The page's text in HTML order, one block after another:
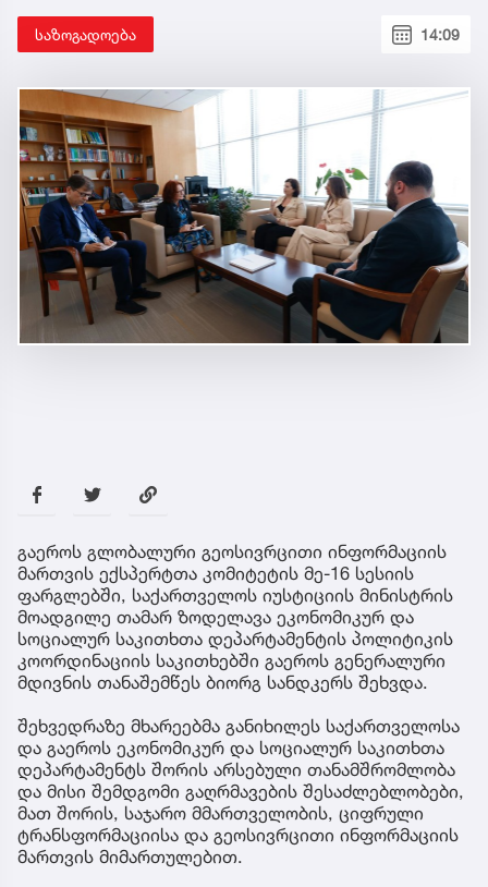
საზოგადოება 14:09
გაეროს გლობალური გეოსივრცითი ინფორმაციის
მართვის ექსპერტთა კომიტეტის მე-16 სესიის
ფარგლებში, საქართველოს იუსტიციის მინისტრის
მოადგილე თამარ ზოდელავა ეკონომიკურ და
სოციალურ საკითხთა დეპარტამენტის პოლიტიკის
კოორდინაციის საკითხებში გაეროს გენერალური
მდივნის თანაშემწეს ბიორგ სანდკერს შეხვდა.
შეხვედრაზე მხარეებმა განიხილეს საქართველოსა
და გაეროს ეკონომიკურ და სოციალურ საკითხთა
დეპარტამენტს შორის არსებული თანამშრომლობა
და მისი შემდგომი გაღრმავების შესაძლებლობები,
მათ შორის, საჯარო მმართველობის, ციფრული
ტრანსფორმაციისა და გეოსივრცითი ინფორმაციის
მართვის მიმართულებით.